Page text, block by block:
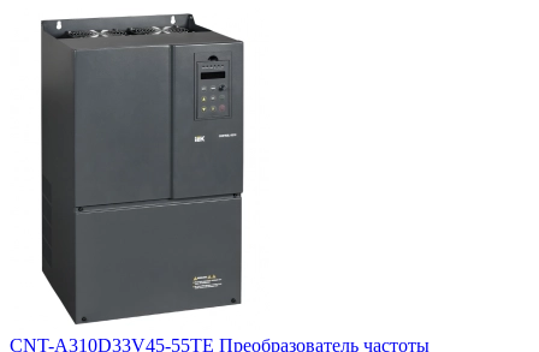
CNT-A310D33V45-55TE Преобразователь частоты